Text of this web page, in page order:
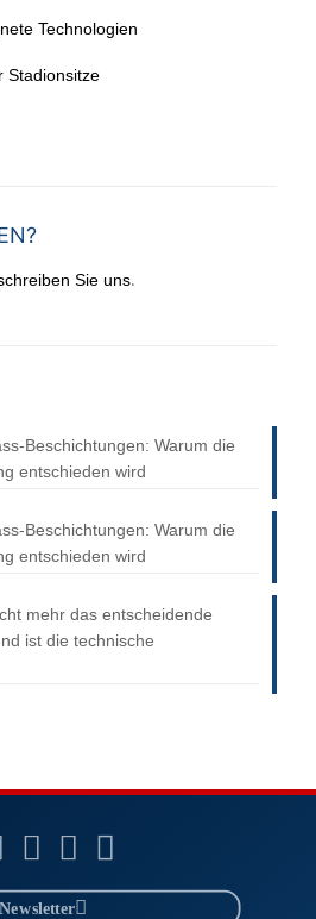
Technologien
Stadionsitze
Sie uns.
Beschichtungen: Warum die
entschieden wird
Beschichtungen: Warum die
entschieden wird
mehr das entscheidende
ist die technische
Newsletter